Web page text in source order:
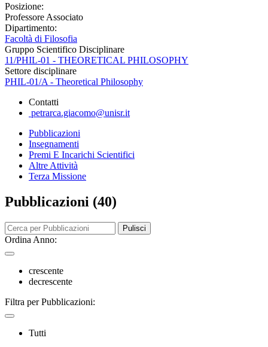
Posizione:
Professore Associato
Dipartimento:
Facoltà di Filosofia
Gruppo Scientifico Disciplinare
11/PHIL-01 - THEORETICAL PHILOSOPHY
Settore disciplinare
PHIL-01/A - Theoretical Philosophy
Contatti
petrarca.giacomo@unisr.it
Pubblicazioni
Insegnamenti
Premi E Incarichi Scientifici
Altre Attività
Terza Missione
Pubblicazioni (40)
Pulisci
Ordina Anno:
crescente
decrescente
Filtra per Pubblicazioni:
Tutti